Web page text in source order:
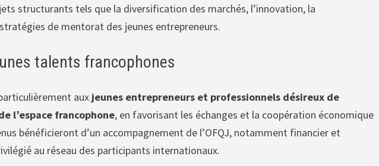
structurants tels que la diversification des marchés, l’innovation, la
de mentorat des jeunes entrepreneurs.
talents francophones
aux jeunes entrepreneurs et professionnels désireux de
l’espace francophone, en favorisant les échanges et la coopération économique
bénéficieront d’un accompagnement de l’OFQJ, notamment financier et
au réseau des participants internationaux.